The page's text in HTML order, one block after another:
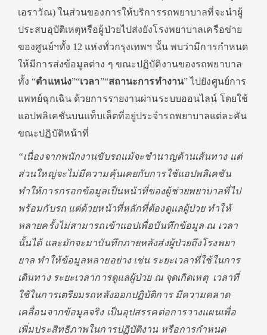
เอราวัณ) ในส่วนของการให้บริการรถพยาบาลที่จะนำผู้
ประสบอุบัติเหตุหรือผู้ป่วยไปส่งยังโรงพยาบาลเครือข่าย
ของศูนย์ฯทั้ง 12 แห่งทั่วกรุงเทพฯ นั้น พบว่ามีการกำหนด
ให้มีการส่งข้อมูลต่าง ๆ ขณะปฏิบัติงานของรถพยาบาล
ทั้ง “ตำแหน่ง”“เวลา”“สถานะการทำงาน” ไปยังศูนย์การ
แพทย์ฉุกเฉิน ด้วยการรายงานผ่านระบบออนไลน์ โดยใช้
แอปพลิเคชันบนแท็บเล็ตที่อยู่ประจำรถพยาบาลแต่ละคัน
ขณะปฏิบัติหน้าที่
“เนื่องจากพนักงานขับรถแม้จะชำนาญด้านเส้นทาง แต่
ส่วนใหญ่จะไม่มีความคุ้นเคยกับการใช้แอปพลิเคชัน
ทำให้การกรอกข้อมูลเป็นหน้าที่ของผู้ช่วยพยาบาลที่ไป
พร้อมกับรถ แต่ด้วยหน้าที่หลักที่ต้องดูแลผู้ป่วย ทำให้
หลายครั้งไม่สามารถเข้าแอปเพื่อบันทึกข้อมูล ณ เวลา
นั้นได้ และมักจะมาบันทึกภายหลังส่งผู้ป่วยถึงโรงพยา
ยาล ทำให้ข้อมูลหลายอย่าง เช่น ระยะเวลาที่ใช้ในการ
เดินทาง ระยะเวลาการดูแลผู้ป่วย ณ จุดเกิดเหตุ เวลาที่
ใช้ในการเตรียมรถหลังออกปฏิบัติการ มีความคลาด
เคลื่อนจากข้อมูลจริง เป็นอุปสรรคต่อการวางแผนเพื่อ
เพิ่มประสิทธิภาพในการปฏิบัติงาน หรือการกำหนด